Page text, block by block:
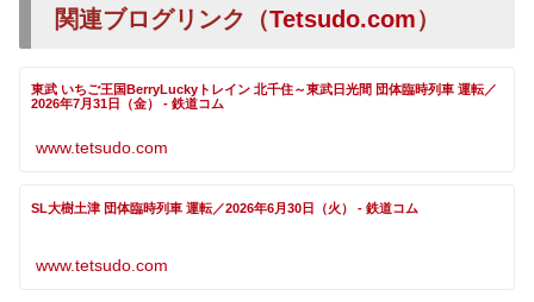
関連ブログリンク（Tetsudo.com）
東武 いちご王国BerryLuckyトレイン 北千住～東武日光間 団体臨時列車 運転／
2026年7月31日（金） - 鉄道コム
www.tetsudo.com
SL大樹土津 団体臨時列車 運転／2026年6月30日（火） - 鉄道コム
www.tetsudo.com